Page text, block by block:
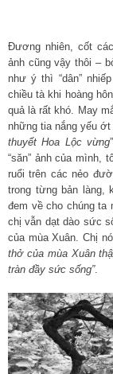
Đương nhiên, cốt
ảnh cũng vậy thôi –
như ý thì “dân”
chiều tà khi hoàng
quả là rất khó. May
những tia nắng yếu
thuyết Hoa Lộc vừng
“săn” ảnh của mình,
ruổi trên các nẻo
trong từng bản làng,
đem về cho chúng ta
chị vẫn dạt dào sức
của mùa Xuân. Chị
thở của mùa Xuân
tràn đầy sức sống”.